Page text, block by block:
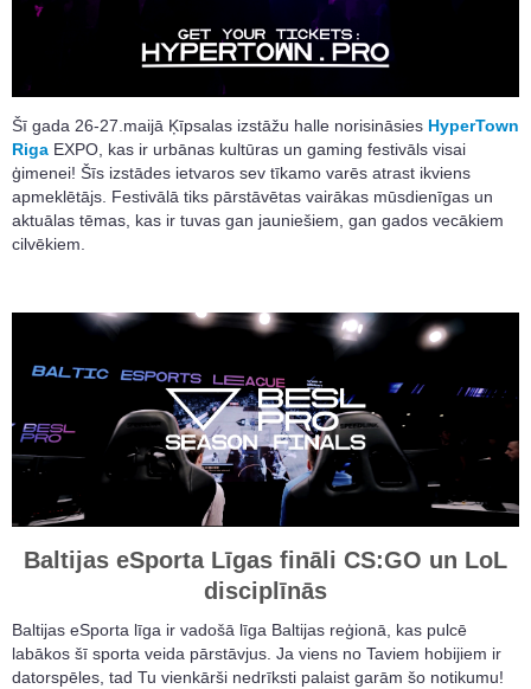
Šī gada 26-27.maijā Ķīpsalas izstāžu halle norisināsies HyperTown
Riga EXPO, kas ir urbānas kultūras un gaming festivāls visai
ģimenei! Šīs izstādes ietvaros sev tīkamo varēs atrast ikviens
apmeklētājs. Festivālā tiks pārstāvētas vairākas mūsdienīgas un
aktuālas tēmas, kas ir tuvas gan jauniešiem, gan gados vecākiem
cilvēkiem.
Baltijas eSporta Līgas fināli CS:GO un LoL
disciplīnās
Baltijas eSporta līga ir vadošā līga Baltijas reģionā, kas pulcē
labākos šī sporta veida pārstāvjus. Ja viens no Taviem hobijiem ir
datorspēles, tad Tu vienkārši nedrīksti palaist garām šo notikumu!